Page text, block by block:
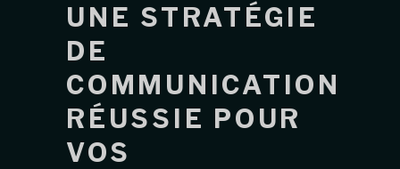
UNE STRATÉGIE
DE
COMMUNICATION
RÉUSSIE POUR
VOS